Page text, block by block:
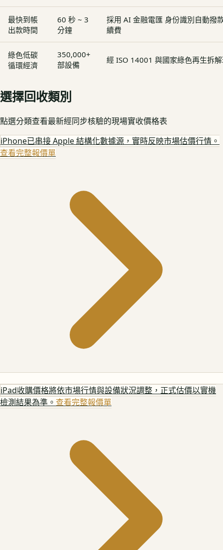
最快到帳
出款時間
60 秒 ~ 3
分鐘
採用 AI 金融電匯 身份識別自動撥
續費
綠色低碳
循環經濟
350,000+
部設備
經 ISO 14001 與國家綠色再生拆
選擇回收類別
點選分類查看最新經同步核驗的現場實收價格表
iPhone已串接 Apple 結構化數據源，實時反映市場估價行情。
查看完整報價單
iPad收購價格將依市場行情與設備狀況調整，正式估價以實機
檢測結果為準。 查看完整報價單